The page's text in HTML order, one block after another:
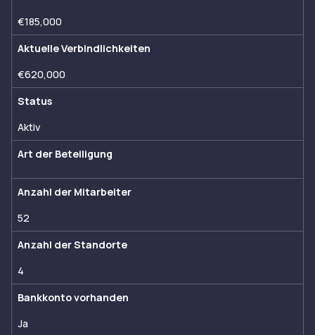
€185,000
Aktuelle Verbindlichkeiten
€620,000
Status
Aktiv
Art der Beteiligung
Anzahl der Mitarbeiter
52
Anzahl der Standorte
4
Bankkonto vorhanden
Ja